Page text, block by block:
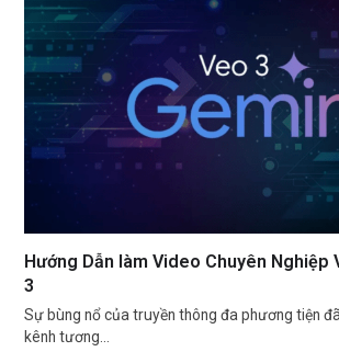
Hướng Dẫn làm Video Chuyên Nghiệp
3
Sự bùng nổ của truyền thông đa phương tiện
kênh tương…